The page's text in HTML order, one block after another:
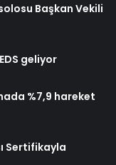
Başkan Vekili
geliyor
%7,9 hareket
Sertifikayla